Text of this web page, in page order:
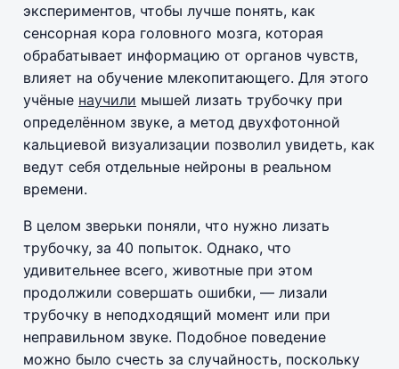
экспериментов, чтобы лучше понять, как
сенсорная кора головного мозга, которая
обрабатывает информацию от органов чувств,
влияет на обучение млекопитающего. Для этого
учёные научили мышей лизать трубочку при
определённом звуке, а метод двухфотонной
кальциевой визуализации позволил увидеть, как
ведут себя отдельные нейроны в реальном
времени.
В целом зверьки поняли, что нужно лизать
трубочку, за 40 попыток. Однако, что
удивительнее всего, животные при этом
продолжили совершать ошибки, — лизали
трубочку в неподходящий момент или при
неправильном звуке. Подобное поведение
можно было счесть за случайность, поскольку